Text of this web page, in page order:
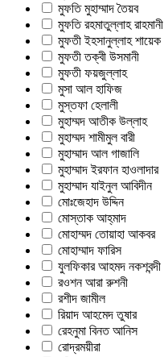
মুফতি মুহাম্মাদ তৈয়ব
মুফতি রহমাতুল্লাহ রাহমানী
মুফতী ইহসানুল্লাহ শায়েক
মুফতী তক্বী উসমানী
মুফতী ফয়জুল্লাহ
মুসা আল হাফিজ
মুস্তফা হেলালী
মুহাম্মদ আতীক উল্লাহ
মুহাম্মদ শামীমুল বারী
মুহাম্মাদ আল গাজালি
মুহাম্মাদ ইরফান হাওলাদার
মুহাম্মাদ যাইনুল আবিদীন
মোঃজেহাদ উদ্দিন
মোস্তাক আহ্‌মাদ
মোহাম্মদ তোয়াহা আকবর
মোহাম্মাদ ফারিস
যুলফিকার আহমদ নকশবন্দী
রওশন আরা রুশনী
রশীদ জামীল
রিয়াদ আহমেদ তুষার
রেহনুমা বিনত আনিস
রোদ্রময়ীরা